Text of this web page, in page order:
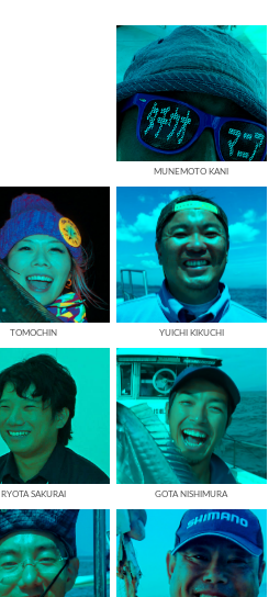
MUNEMOTO KANI
TOMOCHIN YUICHI KIKUCHI
RYOTA SAKURAI GOTA NISHIMURA